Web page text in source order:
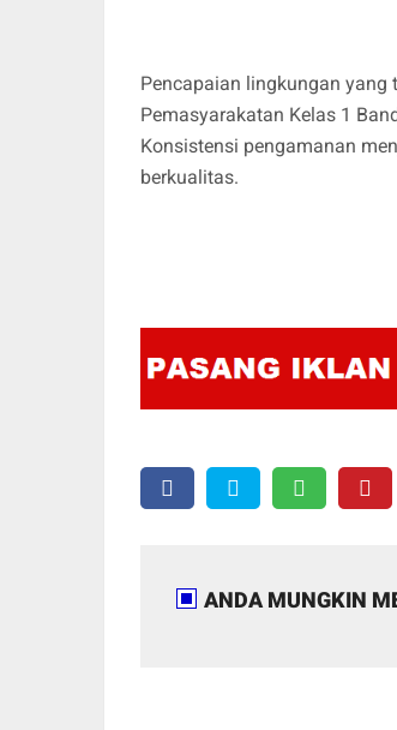
Pencapaian lingkungan yang
Pemasyarakatan Kelas 1
Konsistensi pengamanan
berkualitas.
ANDA MUNGKIN